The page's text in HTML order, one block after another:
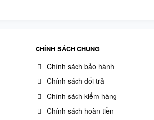
CHÍNH SÁCH CHUNG
Chính sách bảo hành
Chính sách đổi trả
Chính sách kiểm hàng
Chính sách hoàn tiền